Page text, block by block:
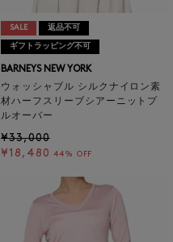
SALE 返品不可
ギフトラッピング不可
BARNEYS NEW YORK
ウォッシャブル シルクナイロン素
材ハーフスリーブシアーニットプ
ルオーバー
¥33,000
¥18,480 44% OFF